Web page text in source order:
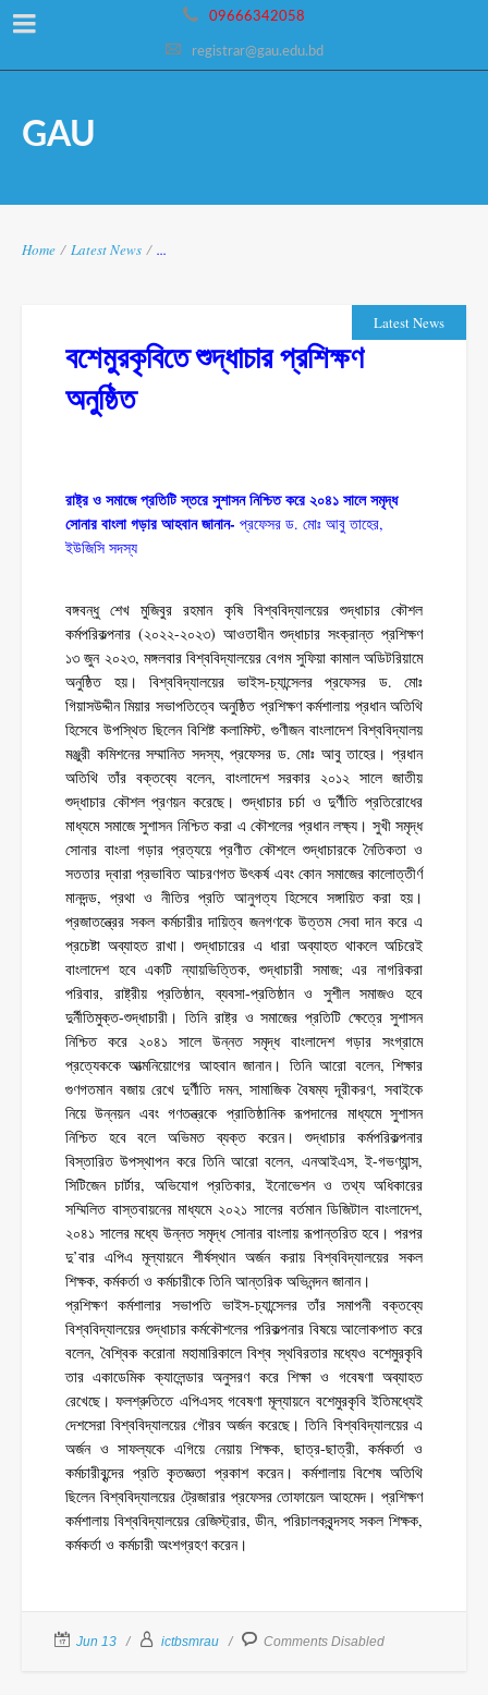
09666342058
registrar@gau.edu.bd
GAU
Home / Latest News / ...
Latest News
বশেমুরকৃবিতে শুদ্ধাচার প্রশিক্ষণ
অনুষ্ঠিত
রাষ্ট্র ও সমাজে প্রতিটি স্তরে সুশাসন নিশ্চিত করে ২০৪১ সালে সমৃদ্ধ
সোনারবাংলা গড়ার আহবান জানান- প্রফেসর ড. মোঃ আবু তাহের,
ইউজিসি সদস্য
বঙ্গবন্ধু শেখ মুজিবুর রহমান কৃষি বিশ্ববিদ্যালয়ের শুদ্ধাচার কৌশল
কর্মপরিকল্পনার (২০২২-২০২৩) আওতাধীন শুদ্ধাচার সংক্রান্ত প্রশিক্ষণ
১৩ জুন ২০২৩, মঙ্গলবার বিশ্ববিদ্যালয়ের বেগম সুফিয়া কামাল অডিটরিয়ামে
অনুষ্ঠিত হয়। বিশ্ববিদ্যালয়ের ভাইস-চ্যান্সেলর প্রফেসর ড. মোঃ
গিয়াসউদ্দীন মিয়ার সভাপতিত্বে অনুষ্ঠিত প্রশিক্ষণ কর্মশালায় প্রধান অতিথি
হিসেবে উপস্থিত ছিলেন বিশিষ্ট কলামিস্ট, গুণীজন বাংলাদেশ বিশ্ববিদ্যালয়
মঞ্জুরী কমিশনের সম্মানিত সদস্য, প্রফেসর ড. মোঃ আবু তাহের। প্রধান
অতিথি তাঁর বক্তব্যে বলেন, বাংলাদেশ সরকার ২০১২ সালে জাতীয়
শুদ্ধাচার কৌশল প্রণয়ন করেছে। শুদ্ধাচার চর্চা ও দুর্ণীতি প্রতিরোধের
মাধ্যমে সমাজে সুশাসন নিশ্চিত করা এ কৌশলের প্রধান লক্ষ্য। সুখী সমৃদ্ধ
সোনার বাংলা গড়ার প্রত্যয়ে প্রণীত কৌশলে শুদ্ধাচারকে নৈতিকতা ও
সততার দ্বারা প্রভাবিত আচরণগত উৎকর্ষ এবং কোন সমাজের কালোত্তীর্ণ
মানদন্ড, প্রথা ও নীতির প্রতি আনুগত্য হিসেবে সঙ্গায়িত করা হয়।
প্রজাতন্ত্রের সকল কর্মচারীর দায়িত্ব জনগণকে উত্তম সেবা দান করে এ
প্রচেষ্টা অব্যাহত রাখা। শুদ্ধাচারের এ ধারা অব্যাহত থাকলে অচিরেই
বাংলাদেশ হবে একটি ন্যায়ভিত্তিক, শুদ্ধাচারী সমাজ; এর নাগরিকরা
পরিবার, রাষ্ট্রীয় প্রতিষ্ঠান, ব্যবসা-প্রতিষ্ঠান ও সুশীল সমাজও হবে
দুর্নীতিমুক্ত-শুদ্ধাচারী। তিনি রাষ্ট্র ও সমাজের প্রতিটি ক্ষেত্রে সুশাসন
নিশ্চিত করে ২০৪১ সালে উন্নত সমৃদ্ধ বাংলাদেশ গড়ার সংগ্রামে
প্রত্যেককে আত্মনিয়োগের আহবান জানান। তিনি আরো বলেন, শিক্ষার
গুণগতমান বজায় রেখে দুর্ণীতি দমন, সামাজিক বৈষম্য দূরীকরণ, সবাইকে
নিয়ে উন্নয়ন এবং গণতন্ত্রকে প্রাতিষ্ঠানিক রূপদানের মাধ্যমে সুশাসন
নিশ্চিত হবে বলে অভিমত ব্যক্ত করেন। শুদ্ধাচার কর্মপরিকল্পনার
বিস্তারিত উপস্থাপন করে তিনি আরো বলেন, এনআইএস, ই-গভণ্যান্স,
সিটিজেন চার্টার, অভিযোগ প্রতিকার, ইনোভেশন ও তথ্য অধিকারের
সম্মিলিত বাস্তবায়নের মাধ্যমে ২০২১ সালের বর্তমান ডিজিটাল বাংলাদেশ,
২০৪১ সালের মধ্যে উন্নত সমৃদ্ধ সোনার বাংলায় রূপান্তরিত হবে। পরপর
দু’বার এপিএ মূল্যায়নে শীর্ষস্থান অর্জন করায় বিশ্ববিদ্যালয়ের সকল
শিক্ষক, কর্মকর্তা ও কর্মচারীকে তিনি আন্তরিক অভিনন্দন জানান।
প্রশিক্ষণ কর্মশালার সভাপতি ভাইস-চ্যান্সেলর তাঁর সমাপনী বক্তব্যে
বিশ্ববিদ্যালয়ের শুদ্ধাচার কর্মকৌশলের পরিকল্পনার বিষয়ে আলোকপাত করে
বলেন, বৈশ্বিক করোনা মহামারিকালে বিশ্ব স্থবিরতার মধ্যেও বশেমুরকৃবি
তার একাডেমিক ক্যালেন্ডার অনুসরণ করে শিক্ষা ও গবেষণা অব্যাহত
রেখেছে। ফলশ্রুতিতে এপিএসহ গবেষণা মূল্যায়নে বশেমুরকৃবি ইতিমধ্যেই
দেশসেরা বিশ্ববিদ্যালয়ের গৌরব অর্জন করেছে। তিনি বিশ্ববিদ্যালয়ের এ
অর্জন ও সাফল্যকে এগিয়ে নেয়ায় শিক্ষক, ছাত্র-ছাত্রী, কর্মকর্তা ও
কর্মচারীবৃন্দের প্রতি কৃতজ্ঞতা প্রকাশ করেন। কর্মশালায় বিশেষ অতিথি
ছিলেন বিশ্ববিদ্যালয়ের ট্রেজারার প্রফেসর তোফায়েল আহমেদ। প্রশিক্ষণ
কর্মশালায় বিশ্ববিদ্যালয়ের রেজিস্ট্রার, ডীন, পরিচালকবৃন্দসহ সকল শিক্ষক,
কর্মকর্তা ও কর্মচারী অংশগ্রহণ করেন।
Jun 13 ictbsmrau Comments Disabled